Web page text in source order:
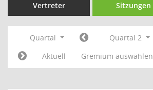
Vertreter Sitzungen
Quartal Quartal 2
Aktuell
Gremium auswählen